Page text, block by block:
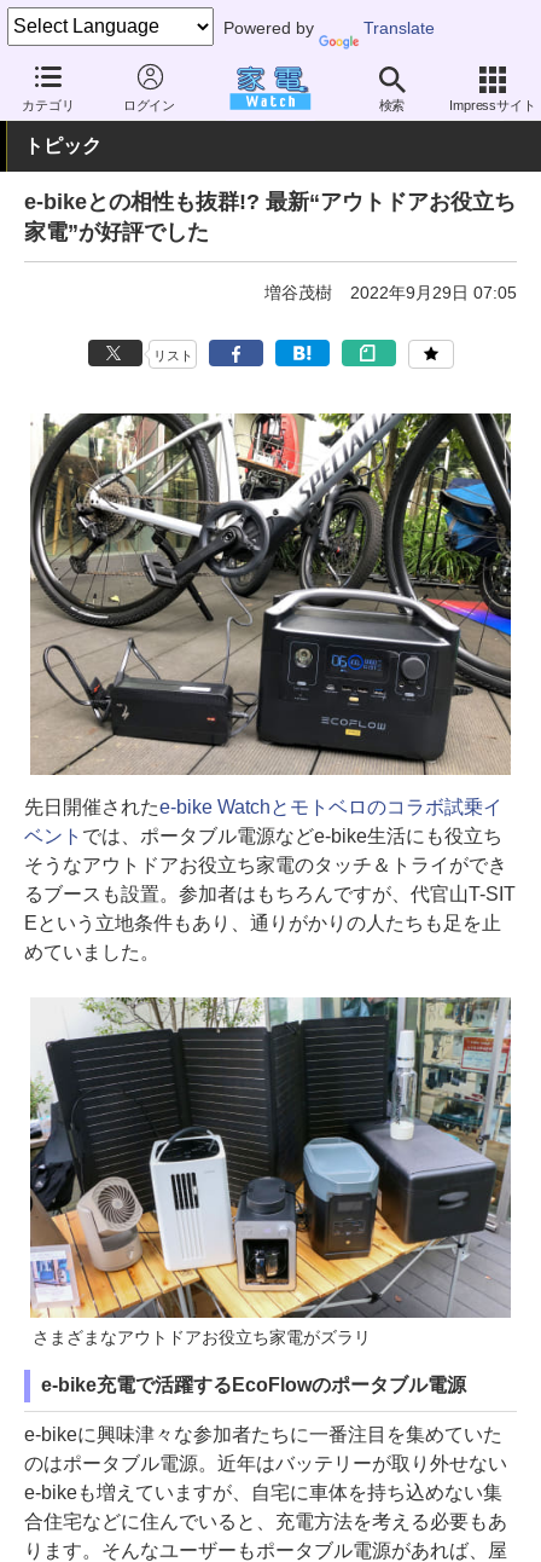
Powered by Translate
カテゴリ ログイン 検索 Impressサイト
家電 Watch 生活家電 電池・タップ モバイルバッテリー
トピック
e-bikeとの相性も抜群!? 最新“アウトドアお役立ち
家電”が好評でした
増谷茂樹 2022年9月29日 07:05
リスト
先日開催されたe-bike Watchとモトベロのコラボ試乗イ
ベント では、ポータブル電源などe-bike生活にも役立ち
そうなアウトドアお役立ち家電のタッチ＆トライができ
るブースも設置。参加者はもちろんですが、代官山T-SIT
Eという立地条件もあり、通りがかりの人たちも足を止
めていました。
さまざまなアウトドアお役立ち家電がズラリ
e-bike充電で活躍するEcoFlowのポータブル電源
e-bikeに興味津々な参加者たちに一番注目を集めていた
のはポータブル電源。近年はバッテリーが取り外せない
e-bikeも増えていますが、自宅に車体を持ち込めない集
合住宅などに住んでいると、充電方法を考える必要もあ
ります。そんなユーザーもポータブル電源があれば、屋